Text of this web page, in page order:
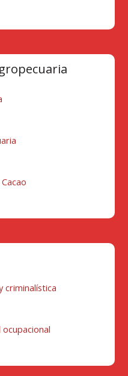
criminalística